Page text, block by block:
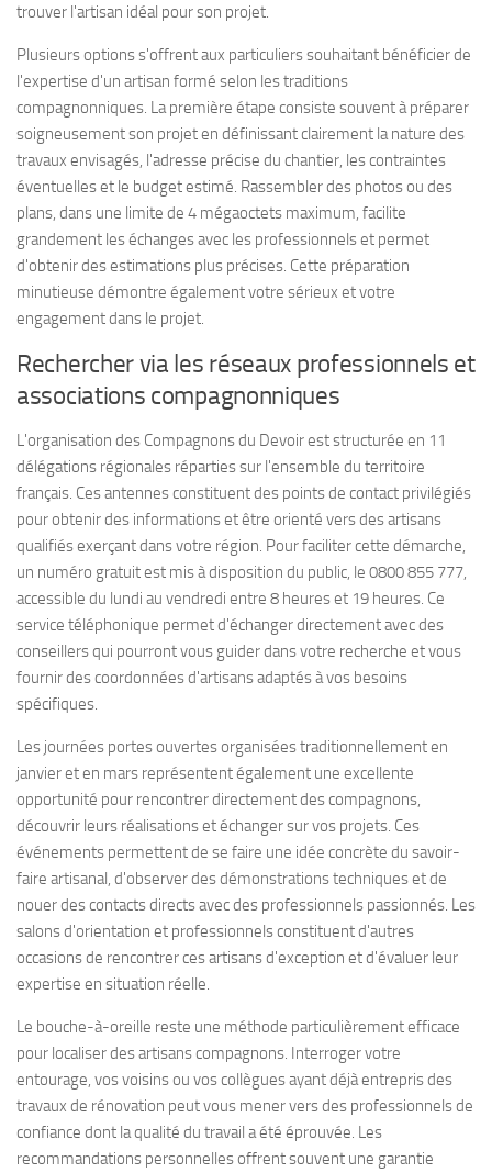
trouver l'artisan idéal pour son projet.
Plusieurs options s'offrent aux particuliers souhaitant bénéficier de
l'expertise d'un artisan formé selon les traditions
compagnonniques. La première étape consiste souvent à préparer
soigneusement son projet en définissant clairement la nature des
travaux envisagés, l'adresse précise du chantier, les contraintes
éventuelles et le budget estimé. Rassembler des photos ou des
plans, dans une limite de 4 mégaoctets maximum, facilite
grandement les échanges avec les professionnels et permet
d'obtenir des estimations plus précises. Cette préparation
minutieuse démontre également votre sérieux et votre
engagement dans le projet.
Rechercher via les réseaux professionnels et
associations compagnonniques
L'organisation des Compagnons du Devoir est structurée en 11
délégations régionales réparties sur l'ensemble du territoire
français. Ces antennes constituent des points de contact privilégiés
pour obtenir des informations et être orienté vers des artisans
qualifiés exerçant dans votre région. Pour faciliter cette démarche,
un numéro gratuit est mis à disposition du public, le 0800 855 777,
accessible du lundi au vendredi entre 8 heures et 19 heures. Ce
service téléphonique permet d'échanger directement avec des
conseillers qui pourront vous guider dans votre recherche et vous
fournir des coordonnées d'artisans adaptés à vos besoins
spécifiques.
Les journées portes ouvertes organisées traditionnellement en
janvier et en mars représentent également une excellente
opportunité pour rencontrer directement des compagnons,
découvrir leurs réalisations et échanger sur vos projets. Ces
événements permettent de se faire une idée concrète du savoir-
faire artisanal, d'observer des démonstrations techniques et de
nouer des contacts directs avec des professionnels passionnés. Les
salons d'orientation et professionnels constituent d'autres
occasions de rencontrer ces artisans d'exception et d'évaluer leur
expertise en situation réelle.
Le bouche-à-oreille reste une méthode particulièrement efficace
pour localiser des artisans compagnons. Interroger votre
entourage, vos voisins ou vos collègues ayant déjà entrepris des
travaux de rénovation peut vous mener vers des professionnels de
confiance dont la qualité du travail a été éprouvée. Les
recommandations personnelles offrent souvent une garantie